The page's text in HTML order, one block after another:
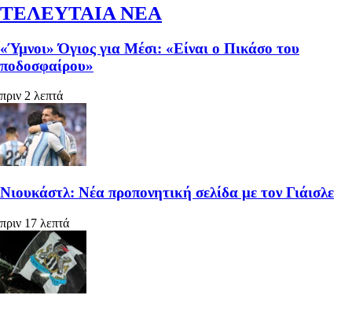
ΤΕΛΕΥΤΑΙΑ ΝΕΑ
«Ύμνοι» Όγιος για Μέσι: «Είναι ο Πικάσο του
ποδοσφαίρου»
πριν 2 λεπτά
Νιουκάστλ: Νέα προπονητική σελίδα με τον Γιάισλε
πριν 17 λεπτά